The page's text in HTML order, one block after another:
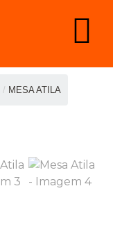
/ MESA ATILA